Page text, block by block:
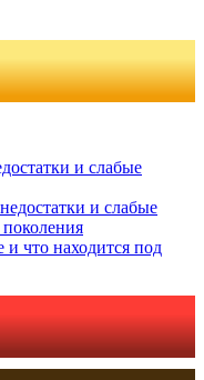
и слабые
и слабые
и что находится под